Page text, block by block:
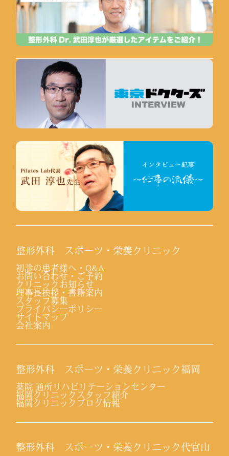
整形外科 スポーツ・栄養クリニック
初診の患者様へ・Q&A
お問い合わせ・ご予約
クリニックお知らせ
理事長挨拶・書籍案内
スタッフ募集
プライバシーポリシー
サイトマップ
会社案内
整形外科 スポーツ・栄養クリニック福岡
薬院 通所リハビリテーションセンター
福岡クリニックスタッフ紹介
福岡クリニックブログ情報
整形外科 スポーツ・栄養クリニック代官山